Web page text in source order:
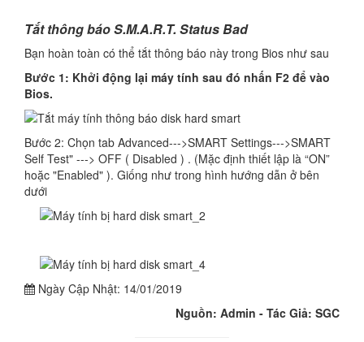
Tắt thông báo S.M.A.R.T. Status Bad
Bạn hoàn toàn có thể tắt thông báo này trong Bios như sau
Bước 1: Khởi động lại máy tính sau đó nhấn F2 để vào
Bios.
Bước 2: Chọn tab Advanced--->SMART Settings--->SMART
Self Test" ---> OFF ( Disabled ) . (Mặc định thiết lập là “ON”
hoặc "Enabled" ). Giống như trong hình hướng dẫn ở bên
dưới
Ngày Cập Nhật: 14/01/2019
Nguồn: Admin - Tác Giả: SGC